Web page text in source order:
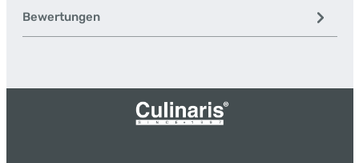
Bewertungen